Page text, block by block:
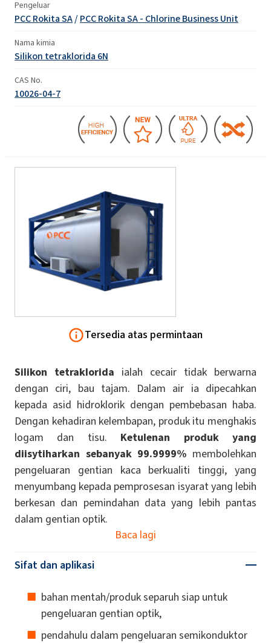
Pengeluar
PCC Rokita SA/PCC Rokita SA - Chlorine Business Unit
Nama kimia
Silikon tetraklorida 6N
CAS No.
10026-04-7
Tersedia atas permintaan
Silikon tetraklorida ialah cecair tidak berwarna
dengan ciri, bau tajam. Dalam air ia dipecahkan
kepada asid hidroklorik dengan pembebasan haba.
Dengan kehadiran kelembapan, produk itu menghakis
logam dan tisu. Ketulenan produk yang
diisytiharkan sebanyak 99.9999% membolehkan
pengeluaran gentian kaca berkualiti tinggi, yang
menyumbang kepada pemprosesan isyarat yang lebih
berkesan dan pemindahan data yang lebih pantas
dalam gentian optik.
Baca lagi
Sifat dan aplikasi
bahan mentah/produk separuh siap untuk
pengeluaran gentian optik,
pendahulu dalam pengeluaran semikonduktor